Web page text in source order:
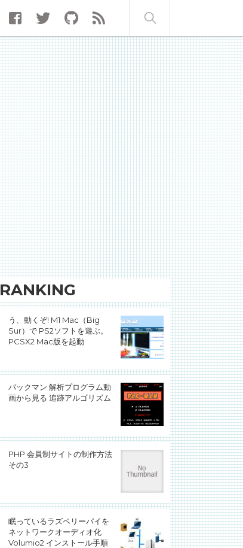
RANKING
う、動くぞ! M1 Mac（Big
Sur）で PS2ソフトを遊ぶ。
PCSX2 Mac版を起動
パックマン 解析プログラム動
画から見る 追跡アルゴリズム
PHP 会員制サイトの制作方法
その3
眠っているラズベリーパイを
ネットワークオーディオ化
Volumio2 インストール手順